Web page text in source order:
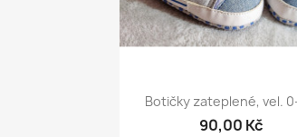
Rychlý náhled
Botičky zateplené, vel.
90,00 Kč